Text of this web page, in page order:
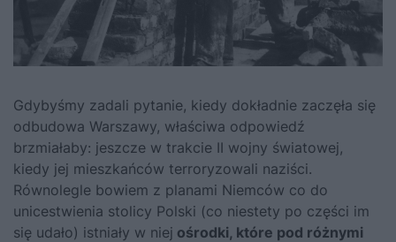
Gdybyśmy zadali pytanie, kiedy dokładnie zaczęła się
odbudowa Warszawy, właściwa odpowiedź
brzmiałaby: jeszcze w trakcie II wojny światowej,
kiedy jej mieszkańców terroryzowali naziści.
Równolegle bowiem z planami Niemców co do
unicestwienia stolicy Polski (co niestety po części im
się udało) istniały w niej ośrodki, które pod różnymi